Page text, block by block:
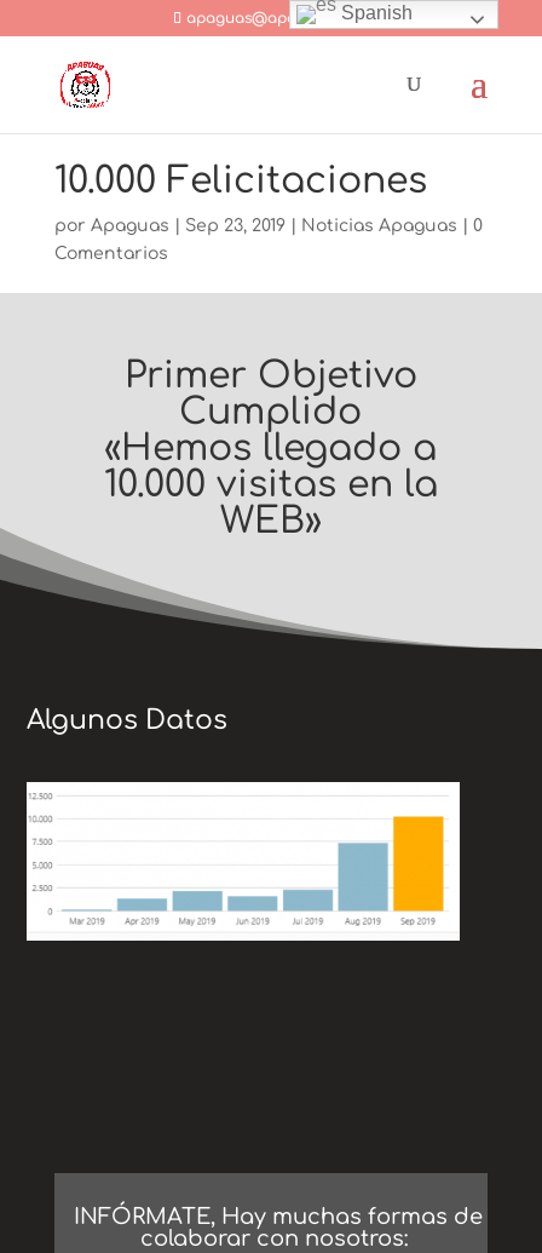
apaguas@apaguas.com
10.000 Felicitaciones
por Apaguas Sep 23, 2019| Noticias Apaguas
0
Comentarios
Primer Objetivo
Cumplido
«Hemos llegado a
10.000 visitas en la
WEB»
Algunos Datos
INFÓRMATE, Hay muchas formas de
colaborar con nosotros:
Spanish